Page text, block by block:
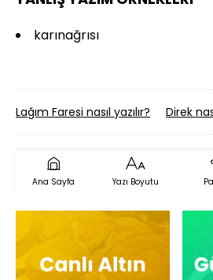
karınağrısı
Lağım Faresi nasıl yazılır? Direk
Ana Sayfa Yazı Boyutu